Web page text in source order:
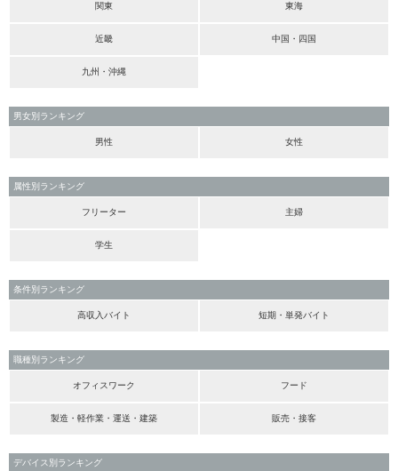
関東 東海
近畿 中国・四国
九州・沖縄
男女別ランキング
男性 女性
属性別ランキング
フリーター 主婦
学生
条件別ランキング
高収入バイト 短期・単発バイト
職種別ランキング
オフィスワーク フード
製造・軽作業・運送・建築 販売・接客
デバイス別ランキング